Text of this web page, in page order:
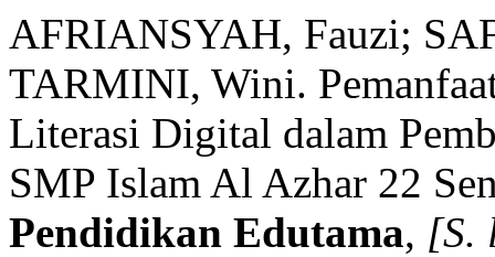
AFRIANSYAH, Fauzi;
TARMINI, Wini.
Literasi Digital dalam
SMP Islam Al Azhar 22
Pendidikan Edutama, [S.